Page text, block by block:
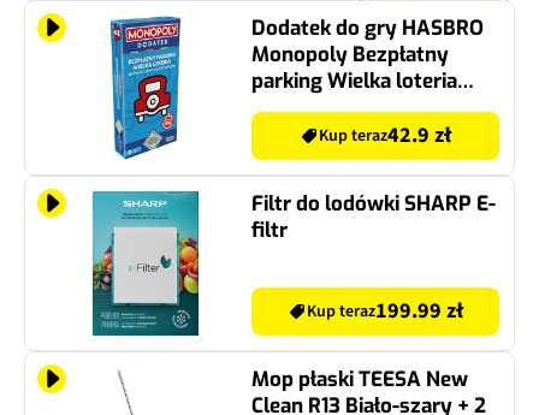
Dodatek do gry HASBRO
Monopoly Bezpłatny
parking Wielka loteria
G0718120
Kup teraz42.9 zł
Filtr do lodówki SHARP E-
filtr
Kup teraz199.99 zł
Mop płaski TEESA New
Clean R13 Biało-szary + 2